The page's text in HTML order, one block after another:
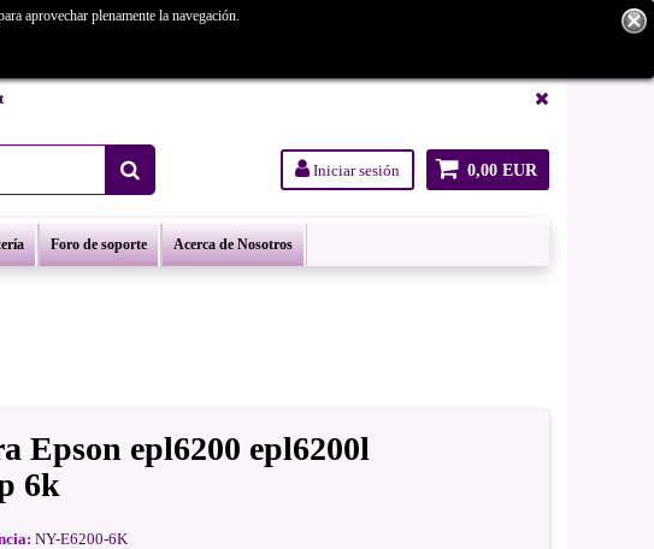
Consúltanos.
0,00 EUR
Iniciar sesión
Foro de soporte Acerca de Nosotros
aprovechar plenamente la navegación.
Epson epl6200 epl6200l
6k
NY-E6200-6K